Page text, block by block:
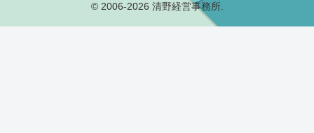
© 2006-2026 清野経営事務所.